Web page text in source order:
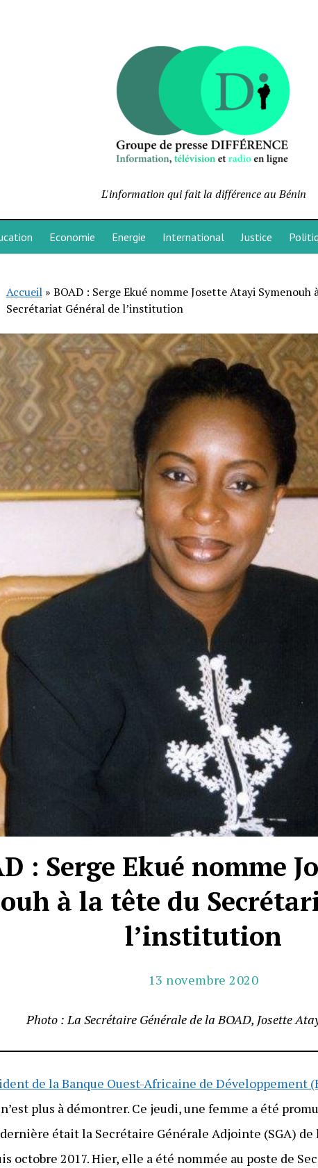
L'information qui fait la différence au Bénin
Economie Energie International Justice
Accueil» BOAD : Serge Ekué nomme Josette Atayi Symenouh
Secrétariat Général de l’institution
: Serge Ekué nomme
à la tête du
l’institution
13 novembre 2020
Photo : La Secrétaire Générale de la BOAD, Josette
de la Banque Ouest-Africaine de Développement
plus à démontrer. Ce jeudi, une femme a été
était la Secrétaire Générale Adjointe (SGA) de
octobre 2017. Hier, elle a été nommée au poste de